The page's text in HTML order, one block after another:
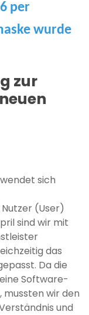
per
wurde
zur
sich
(User)
sind wir mit
das
Da die
Software-
wir den
und